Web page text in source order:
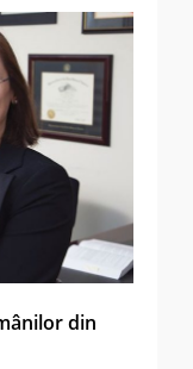
din